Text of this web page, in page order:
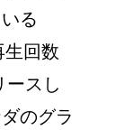
る
回数
スし
のグラ